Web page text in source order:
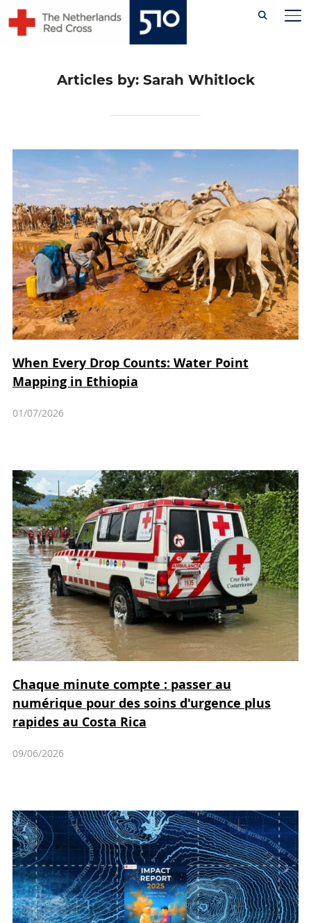
content
Articles by: Sarah Whitlock
When Every Drop Counts: Water Point
Mapping in Ethiopia
01/07/2026
Chaque minute compte : passer au
numérique pour des soins d'urgence plus
rapides au Costa Rica
09/06/2026